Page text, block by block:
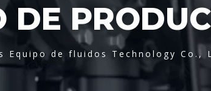
DE
Equipo de fluidos Technology Co.,